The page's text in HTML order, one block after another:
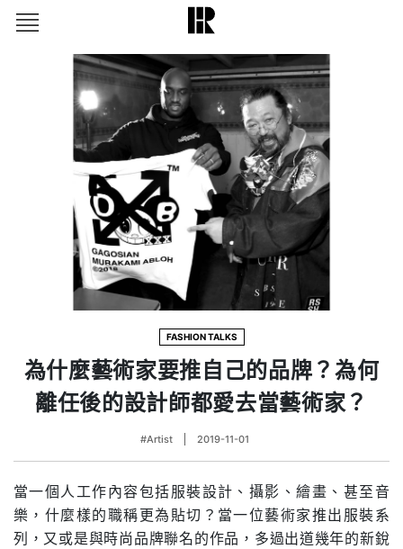
FASHION TALKS
為什麼藝術家要推自己的品牌？為何
離任後的設計師都愛去當藝術家？
#Artist 2019-11-01
當一個人工作內容包括服裝設計、攝影、繪畫、甚至音
樂，什麼樣的職稱更為貼切？當一位藝術家推出服裝系
列，又或是與時尚品牌聯名的作品，多過出道幾年的新銳